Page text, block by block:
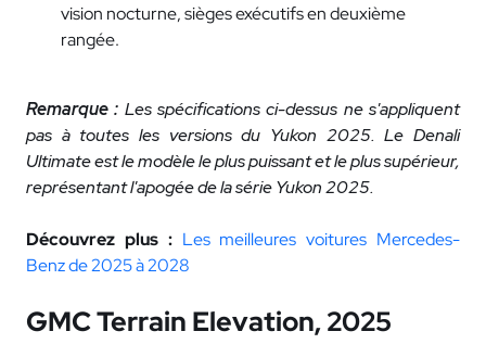
vision nocturne, sièges exécutifs en deuxième
rangée.
Remarque : Les spécifications ci-dessus ne s'appliquent
pas à toutes les versions du Yukon 2025. Le Denali
Ultimate est le modèle le plus puissant et le plus supérieur,
représentant l'apogée de la série Yukon 2025.
Découvrez plus : Les meilleures voitures Mercedes-
Benz de 2025 à 2028
GMC Terrain Elevation, 2025